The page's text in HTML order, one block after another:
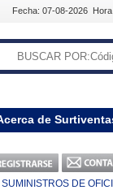
Fecha: 07-08-2026
de
SUMINISTROS DE